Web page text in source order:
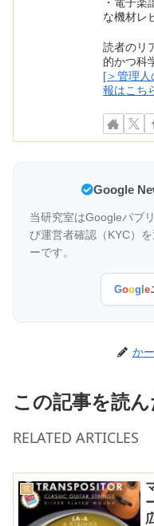
な機材レ
読者のリ
的かつ科
[＞管理
報はこち
Google
当研究室はGoogleパブ
び運営者確認（KYC）
ーです。
Google
か
この記事を読
RELATED ARTICLES
弦